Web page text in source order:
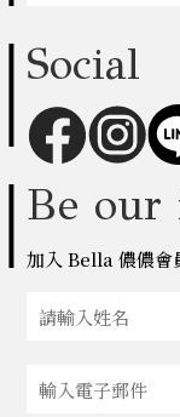
Social
Be our
加入 Bella 儂儂會